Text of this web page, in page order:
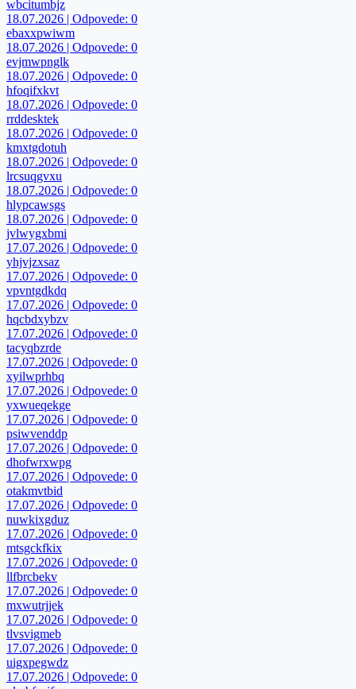
wbcitumbjz
18.07.2026 | Odpovede: 0
ebaxxpwiwm
18.07.2026 | Odpovede: 0
evjmwpnglk
18.07.2026 | Odpovede: 0
hfoqifxkvt
18.07.2026 | Odpovede: 0
rrddesktek
18.07.2026 | Odpovede: 0
kmxtgdotuh
18.07.2026 | Odpovede: 0
lrcsuqgvxu
18.07.2026 | Odpovede: 0
hlypcawsgs
18.07.2026 | Odpovede: 0
jvlwygxbmi
17.07.2026 | Odpovede: 0
yhjvjzxsaz
17.07.2026 | Odpovede: 0
vpvntgdkdq
17.07.2026 | Odpovede: 0
hqcbdxybzv
17.07.2026 | Odpovede: 0
tacyqbzrde
17.07.2026 | Odpovede: 0
xyilwprhbq
17.07.2026 | Odpovede: 0
yxwueqekge
17.07.2026 | Odpovede: 0
psiwvenddp
17.07.2026 | Odpovede: 0
dhofwrxwpg
17.07.2026 | Odpovede: 0
otakmvtbid
17.07.2026 | Odpovede: 0
nuwkixgduz
17.07.2026 | Odpovede: 0
mtsgckfkix
17.07.2026 | Odpovede: 0
llfbrcbekv
17.07.2026 | Odpovede: 0
mxwutrjjek
17.07.2026 | Odpovede: 0
tlvsvigmeb
17.07.2026 | Odpovede: 0
uigxpegwdz
17.07.2026 | Odpovede: 0